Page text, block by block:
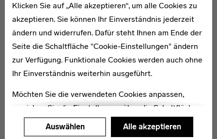
Klicken Sie auf „Alle akzeptieren“, um alle Cookies zu
akzeptieren. Sie können Ihr Einverständnis jederzeit
ändern und widerrufen. Dafür steht Ihnen am Ende der
Seite die Schaltfläche "Cookie-Einstellungen" ändern
zur Verfügung. Funktionale Cookies werden auch ohne
Ihr Einverständnis weiterhin ausgeführt.
Möchten Sie die verwendeten Cookies anpassen,
erreichen Sie die Einstellungen über die Schaltfläche
"Auswählen".
Auswählen Alle akzeptieren
Hermann Beust
Siegfried Giesenschlag